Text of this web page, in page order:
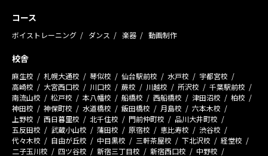
コース
ボイストレーニング ダンス 楽器 動画制作
校舎
麻生校 札幌大通校 琴似校 仙台駅前校 水戸校
宇都宮校
高崎校
大宮西口校 川口校 蕨校 川越校 所沢校
千葉駅前校
南流山校
松戸校 本八幡校 船橋校 西船橋校 津田沼校
柏校
神田校
神保町校 水道橋校 飯田橋校 月島校
六本木校
上野校
西日暮里校 北千住校 門前仲町校
品川大井町校
五反田校
武蔵小山校 蒲田校 原宿校 恵比寿校
渋谷校
代々木校
自由が丘校 中目黒校 三軒茶屋校 下北沢校
経堂校
二子玉川校
四ツ谷校 新宿三丁目校 新宿西口校
中野校